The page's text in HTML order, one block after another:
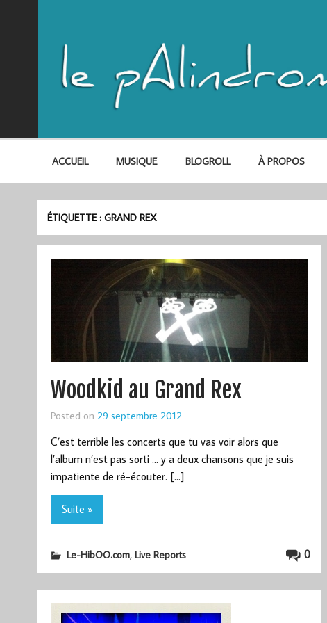
ACCUEIL MUSIQUE BLOGROLL À PROPOS
ÉTIQUETTE :GRAND REX
Woodkid au Grand Rex
Posted on 29 septembre 2012
C’est terrible les concerts que tu vas voir alors que
l’album n’est pas sorti … y a deux chansons que je suis
impatiente de ré-écouter. […]
Suite »
0
Le-HibOO.com, Live Reports